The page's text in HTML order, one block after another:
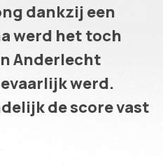
dankzij een
werd het toch
Anderlecht
werd.
de score vast